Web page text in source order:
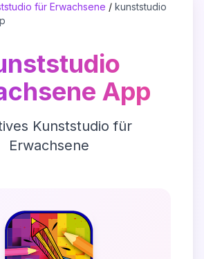
für Erwachsene / kunststudio
App
Kunststudio für
Erwachsene